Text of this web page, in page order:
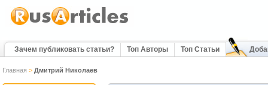
Зачем публиковать статьи? Топ Авторы Топ Статьи
Главная > Дмитрий Николаев